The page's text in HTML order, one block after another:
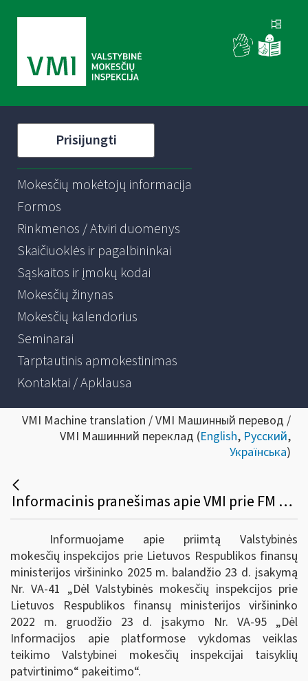
Prisijungti
Mokesčių mokėtojų informacija
Formos
Rinkmenos / Atviri duomenys
Skaičiuoklės ir pagalbininkai
Sąskaitos ir įmokų kodai
Mokesčių žinynas
Mokesčių kalendorius
Seminarai
Tarptautinis apmokestinimas
Kontaktai / Apklausa
VMI Machine translation / VMI Машинный перевод /
VMI Машинний переклад (English, Русский,
Українська)
Informacinis pranešimas apie VMI prie FM viršininko 2025 m. balandžio 23 d. įsakymą Nr. VA-41 „Dėl VMI prie FM viršininko 2022 m. gruodžio 23 d. įsakymo Nr. VA-95 „Dėl Informacijos apie platformose vykdomas veiklas teikimo Valstybinei mokesčių inspekcijai taisyklių patvirtinimo“ pakeitimo“
Informuojame apie priimtą Valstybinės
mokesčių inspekcijos prie Lietuvos Respublikos finansų
ministerijos viršininko 2025 m. balandžio 23 d. įsakymą
Nr. VA-41 „Dėl Valstybinės mokesčių inspekcijos prie
Lietuvos Respublikos finansų ministerijos viršininko
2022 m. gruodžio 23 d. įsakymo Nr. VA-95 „Dėl
Informacijos apie platformose vykdomas veiklas
teikimo Valstybinei mokesčių inspekcijai taisyklių
patvirtinimo“ pakeitimo“.